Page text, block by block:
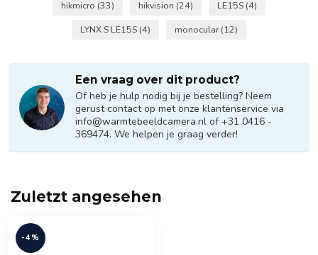
hikmicro (33) hikvision (24) LE15S (4)
LYNX S LE15S (4) monocular(12)
Een vraag over dit product?
Of heb je hulp nodig bij je bestelling? Neem
gerust contact op met onze klantenservice via
info@warmtebeeldcamera.nl of +31 0416 -
369474. We helpen je graag verder!
Zuletzt angesehen
-4%